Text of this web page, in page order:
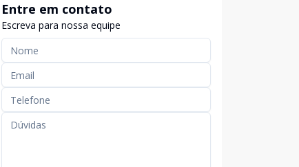
Entre em contato
Escreva para nossa equipe